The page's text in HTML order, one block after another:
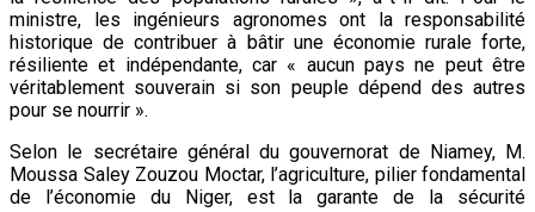
ministre, les ingénieurs agronomes ont la responsabilité
historique de contribuer à bâtir une économie rurale forte,
résiliente et indépendante, car « aucun pays ne peut être
véritablement souverain si son peuple dépend des autres
pour se nourrir ».
Selon le secrétaire général du gouvernorat de Niamey, M.
Moussa Saley Zouzou Moctar, l’agriculture, pilier fondamental
de l’économie du Niger, est la garante de la sécurité